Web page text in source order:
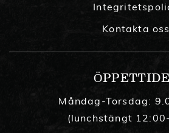
Kontakta oss
Måndag-Torsdag:
(lunchstängt